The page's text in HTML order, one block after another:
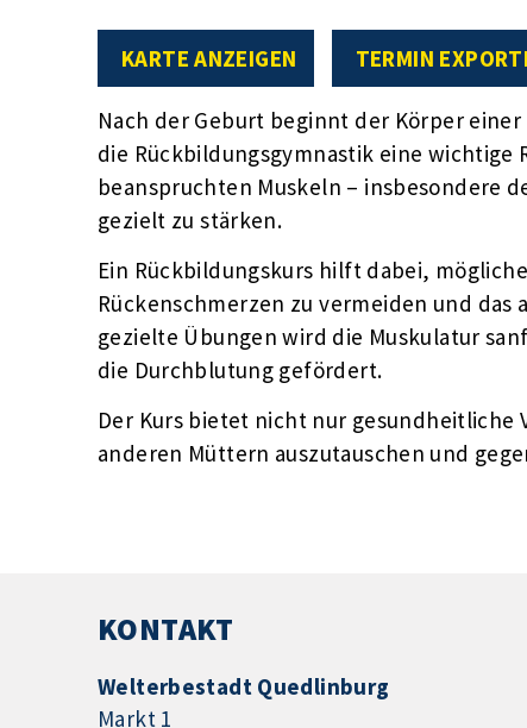
KARTE ANZEIGEN TERMIN
Nach der Geburt beginnt der Körper
die Rückbildungsgymnastik eine wichtige
beanspruchten Muskeln – insbesondere
gezielt zu stärken.
Ein Rückbildungskurs hilft dabei,
Rückenschmerzen zu vermeiden und
gezielte Übungen wird die Muskulatur
die Durchblutung gefördert.
Der Kurs bietet nicht nur
anderen Müttern auszutauschen und
KONTAKT
Welterbestadt Quedlinburg
Markt 1